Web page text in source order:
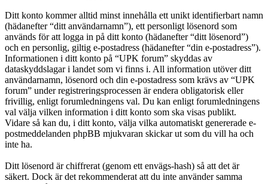
Ditt konto kommer alltid minst innehålla ett unikt identifierbart namn
(hädanefter “ditt användarnamn”), ett personligt lösenord som
används för att logga in på ditt konto (hädanefter “ditt lösenord”)
och en personlig, giltig e-postadress (hädanefter “din e-postadress”).
Informationen i ditt konto på “UPK forum” skyddas av
dataskyddslagar i landet som vi finns i. All information utöver ditt
användarnamn, lösenord och din e-postadress som krävs av “UPK
forum” under registreringsprocessen är endera obligatorisk eller
frivillig, enligt forumledningens val. Du kan enligt forumledningens
val välja vilken information i ditt konto som ska visas publikt.
Vidare så kan du, i ditt konto, välja vilka automatiskt genererade e-
postmeddelanden phpBB mjukvaran skickar ut som du vill ha och
inte ha.
Ditt lösenord är chiffrerat (genom ett envägs-hash) så att det är
säkert. Dock är det rekommenderat att du inte använder samma